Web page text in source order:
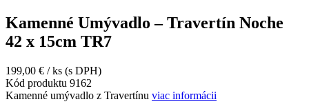
Kamenné Umývadlo – Travertín Noche
42 x 15cm TR7
199,00 € / ks (s DPH)
Kód produktu 9162
Kamenné umývadlo z Travertínu viac informácii